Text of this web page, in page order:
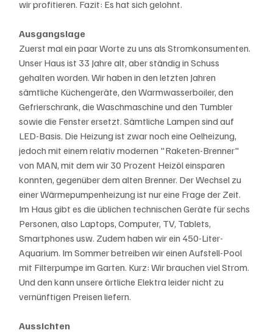
wir profitieren. Fazit: Es hat sich gelohnt.
Ausgangslage
Zuerst mal ein paar Worte zu uns als Stromkonsumenten.
Unser Haus ist 33 Jahre alt, aber ständig in Schuss
gehalten worden. Wir haben in den letzten Jahren
sämtliche Küchengeräte, den Warmwasserboiler, den
Gefrierschrank, die Waschmaschine und den Tumbler
sowie die Fenster ersetzt. Sämtliche Lampen sind auf
LED-Basis. Die Heizung ist zwar noch eine Oelheizung,
jedoch mit einem relativ modernen "Raketen-Brenner"
von MAN, mit dem wir 30 Prozent Heizöl einsparen
konnten, gegenüber dem alten Brenner. Der Wechsel zu
einer Wärmepumpenheizung ist nur eine Frage der Zeit.
Im Haus gibt es die üblichen technischen Geräte für sechs
Personen, also Laptops, Computer, TV, Tablets,
Smartphones usw. Zudem haben wir ein 450-Liter-
Aquarium. Im Sommer betreiben wir einen Aufstell-Pool
mit Filterpumpe im Garten. Kurz: Wir brauchen viel Strom.
Und den kann unsere örtliche Elektra leider nicht zu
vernünftigen Preisen liefern.
Aussichten